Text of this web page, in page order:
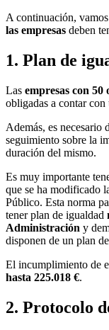
A continuación,
las empresas deben
1. Plan de
Las empresas con
obligadas a contar con
Además, es necesario
seguimiento sobre la
duración del mismo.
Es muy importante
que se ha modificado
Público. Esta norma
tener plan de igualdad
Administración y
disponen de un plan
El incumplimiento de
hasta 225.018 €.
2. Protocolo